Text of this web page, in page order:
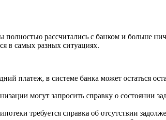
рассчитались с банком и больше
в самых разных ситуациях.
платеж, в системе банка может остаться
могут запросить справку о состоянии
требуется справка об отсутствии